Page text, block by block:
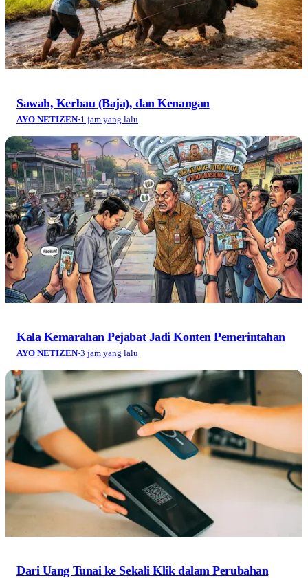
Sawah, Kerbau (Baja), dan Kenangan
AYO NETIZEN·1 jam yang lalu
Kala Kemarahan Pejabat Jadi Konten Pemerintahan
AYO NETIZEN·3 jam yang lalu
Dari Uang Tunai ke Sekali Klik dalam Perubahan